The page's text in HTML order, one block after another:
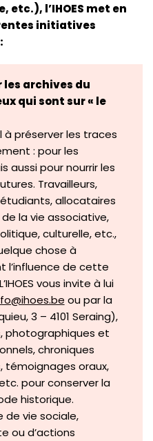
l’IHOES met en
initiatives
les archives du
qui sont sur « le
à préserver les traces
: pour les
aussi pour nourrir les
Travailleurs,
allocataires
la vie associative,
culturelle, etc.,
chose à
l’influence de cette
vous invite à lui
ou par la
3 – 4101 Seraing),
photographiques et
chroniques
témoignages oraux,
pour conserver la
historique.
vie sociale,
ou d’actions